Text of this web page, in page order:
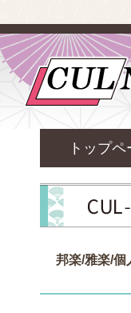
トップペ
邦楽/雅楽/個